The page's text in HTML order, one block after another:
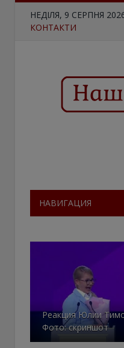
НЕДІЛЯ, 9 СЕРПНЯ
КОНТАКТИ
НАВИГАЦИЯ
Реакция Юлии
Фото: скриншот